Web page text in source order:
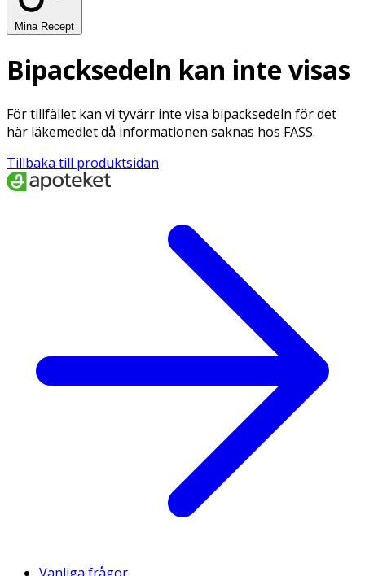
Mina Recept
Bipacksedeln kan inte visas
För tillfället kan vi tyvärr inte visa bipacksedeln för det
här läkemedlet då informationen saknas hos FASS.
Tillbaka till produktsidan